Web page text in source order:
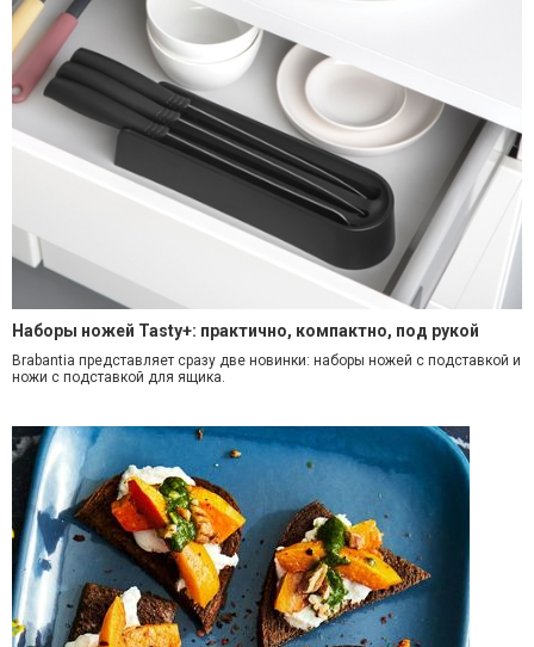
Наборы ножей Tasty+: практично, компактно, под рукой
Brabantia представляет сразу две новинки: наборы ножей с подставкой и
ножи с подставкой для ящика.